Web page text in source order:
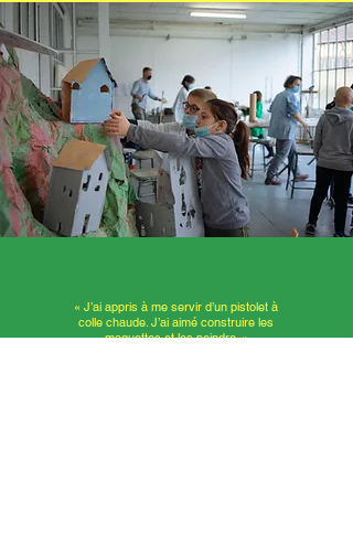
« J’ai appris à me servir d’un pistolet à
colle chaude. J’ai aimé construire les
maquettes et les peindre. »